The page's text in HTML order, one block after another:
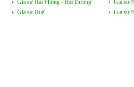
Gia sư Hải Phòng - Hải Dương
Gia sư Huế
Gia sư
Gia sư